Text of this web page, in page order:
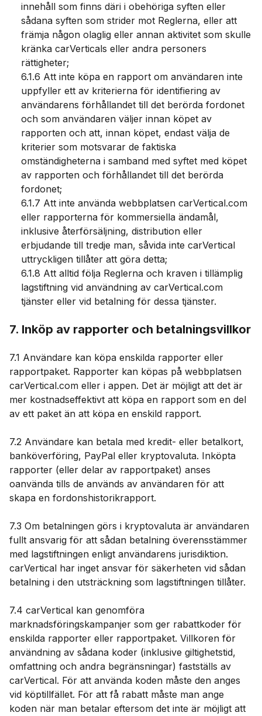
innehåll som finns däri i obehöriga syften eller
sådana syften som strider mot Reglerna, eller att
främja någon olaglig eller annan aktivitet som skulle
kränka carVerticals eller andra personers
rättigheter;
6.1.6 Att inte köpa en rapport om användaren inte
uppfyller ett av kriterierna för identifiering av
användarens förhållandet till det berörda fordonet
och som användaren väljer innan köpet av
rapporten och att, innan köpet, endast välja de
kriterier som motsvarar de faktiska
omständigheterna i samband med syftet med köpet
av rapporten och förhållandet till det berörda
fordonet;
6.1.7 Att inte använda webbplatsen carVertical.com
eller rapporterna för kommersiella ändamål,
inklusive återförsäljning, distribution eller
erbjudande till tredje man, såvida inte carVertical
uttryckligen tillåter att göra detta;
6.1.8 Att alltid följa Reglerna och kraven i tillämplig
lagstiftning vid användning av carVertical.com
tjänster eller vid betalning för dessa tjänster.
7. Inköp av rapporter och betalningsvillkor
7.1 Användare kan köpa enskilda rapporter eller
rapportpaket. Rapporter kan köpas på webbplatsen
carVertical.com eller i appen. Det är möjligt att det är
mer kostnadseffektivt att köpa en rapport som en del
av ett paket än att köpa en enskild rapport.
7.2 Användare kan betala med kredit- eller betalkort,
banköverföring, PayPal eller kryptovaluta. Inköpta
rapporter (eller delar av rapportpaket) anses
oanvända tills de används av användaren för att
skapa en fordonshistorikrapport.
7.3 Om betalningen görs i kryptovaluta är användaren
fullt ansvarig för att sådan betalning överensstämmer
med lagstiftningen enligt användarens jurisdiktion.
carVertical har inget ansvar för säkerheten vid sådan
betalning i den utsträckning som lagstiftningen tillåter.
7.4 carVertical kan genomföra
marknadsföringskampanjer som ger rabattkoder för
enskilda rapporter eller rapportpaket. Villkoren för
användning av sådana koder (inklusive giltighetstid,
omfattning och andra begränsningar) fastställs av
carVertical. För att använda koden måste den anges
vid köptillfället. För att få rabatt måste man ange
koden när man betalar eftersom det inte är möjligt att